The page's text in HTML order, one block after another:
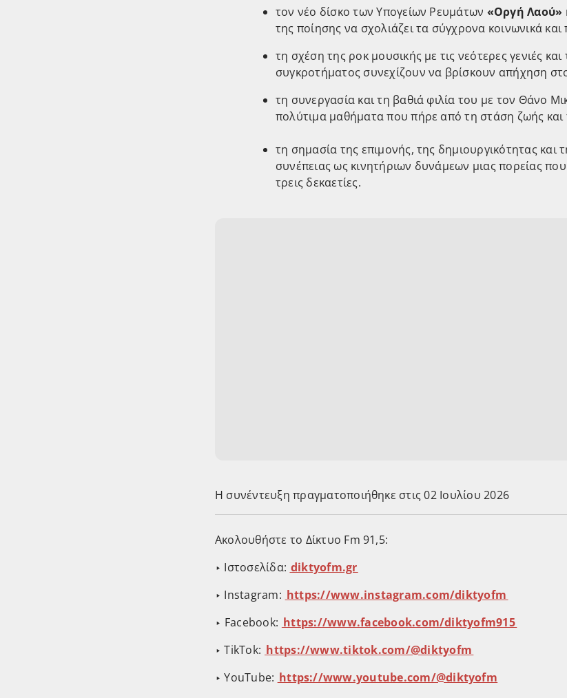
τον νέο δίσκο των Υπογείων Ρευμάτων «Οργή Λαού»
της ποίησης να σχολιάζει τα σύγχρονα κοινωνικά και
τη σχέση της ροκ μουσικής με τις νεότερες γενιές
συγκροτήματος συνεχίζουν να βρίσκουν απήχηση
τη συνεργασία και τη βαθιά φιλία του με τον Θάνο
πολύτιμα μαθήματα που πήρε από τη στάση ζωής και
τη σημασία της επιμονής, της δημιουργικότητας και
συνέπειας ως κινητήριων δυνάμεων μιας πορείας
τρεις δεκαετίες.
Η συνέντευξη πραγματοποιήθηκε στις 02 Ιουλίου 2026
Ακολουθήστε το Δίκτυο Fm 91,5:
‣ Ιστοσελίδα: ⁠⁠⁠⁠⁠diktyofm.gr⁠⁠⁠⁠⁠
‣ Instagram: ⁠⁠ ⁠⁠⁠⁠⁠⁠⁠⁠⁠https://www.instagram.com/diktyofm⁠⁠⁠⁠⁠⁠⁠⁠⁠
⁠⁠‣ Facebook: ⁠⁠ ⁠⁠⁠⁠⁠⁠⁠⁠⁠https://www.facebook.com/diktyofm915⁠⁠⁠⁠⁠⁠⁠⁠⁠
‣ TikTok: ⁠⁠ ⁠⁠⁠⁠⁠⁠⁠⁠⁠https://www.tiktok.com/@diktyofm⁠⁠⁠⁠⁠⁠⁠⁠⁠
‣ YouTube: ⁠⁠⁠⁠⁠⁠⁠⁠⁠https://www.youtube.com/@diktyofm⁠